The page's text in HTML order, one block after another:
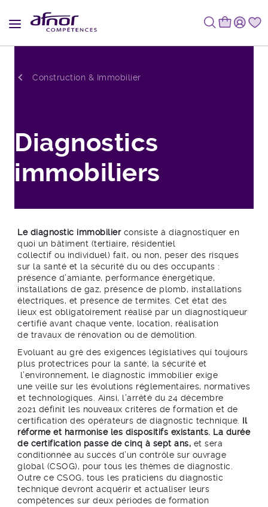
Construction & Immobilier
Diagnostics
immobiliers
Le diagnostic immobilier consiste à diagnostiquer en
quoi un bâtiment (tertiaire, résidentiel
collectif ou individuel) fait, ou non, peser des risques
sur la santé et la sécurité du ou des occupants :
présence d’amiante, performance énergétique,
installations de gaz, présence de plomb, installations
électriques, et présence de termites. Cet état des
lieux est obligatoirement réalisé par un diagnostiqueur
certifié avant chaque vente, location, réalisation
de travaux de rénovation ou de démolition.
Evoluant au gré des exigences législatives qui toujours
plus protectrices pour la santé, la sécurité et
l’environnement, le diagnostic immobilier exige
une veille sur les évolutions réglementaires, normatives
et technologiques. Ainsi, l’arrêté du 24 décembre
2021 définit les nouveaux critères de formation et de
certification des opérateurs de diagnostic technique. Il
réforme et harmonise les dispositifs existants. La durée
de certification passe de cinq à sept ans, et sera
conditionnée au succès d’un contrôle sur ouvrage
global (CSOG), pour tous les thèmes de diagnostic.
Outre ce CSOG, tous les praticiens du diagnostic
technique devront acquérir et actualiser leurs
compétences sur deux périodes de formation